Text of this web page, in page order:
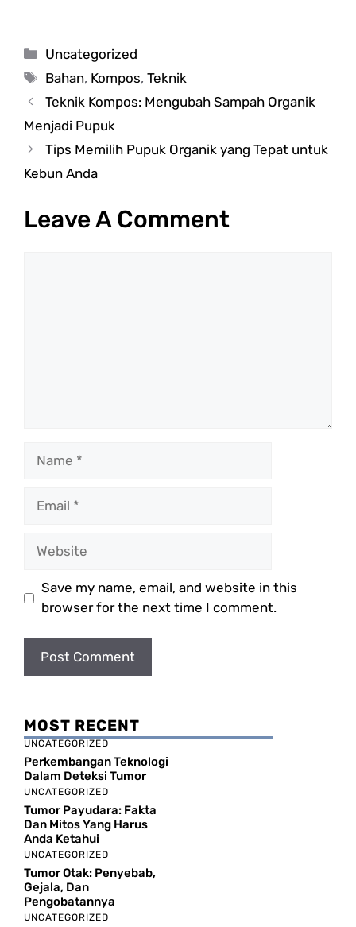
Categories
Uncategorized
Tags
Bahan, Kompos,Teknik
Teknik Kompos: Mengubah Sampah Organik
Menjadi Pupuk
Tips Memilih Pupuk Organik yang Tepat untuk
Kebun Anda
Leave A Comment
Save my name, email, and website in this
browser for the next time I comment.
MOST RECENT
UNCATEGORIZED
Perkembangan Teknologi
Dalam Deteksi Tumor
UNCATEGORIZED
Tumor Payudara: Fakta
Dan Mitos Yang Harus
Anda Ketahui
UNCATEGORIZED
Tumor Otak: Penyebab,
Gejala, Dan
Pengobatannya
UNCATEGORIZED